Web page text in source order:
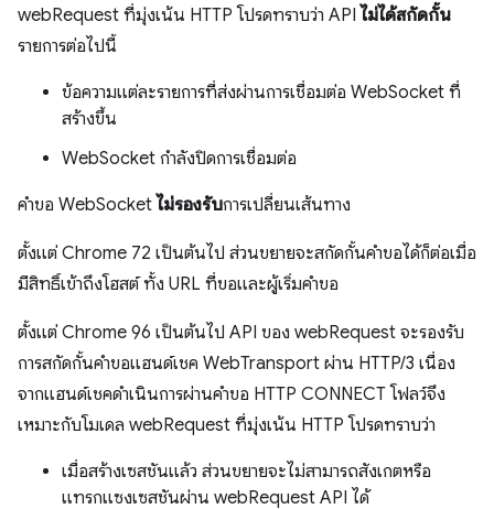
webRequest ที่มุ่งเน้น HTTP โปรดทราบว่า API ไม่ได้สกัดกั้น
รายการต่อไปนี้
ข้อความแต่ละรายการที่ส่งผ่านการเชื่อมต่อ WebSocket ที่
สร้างขึ้น
WebSocket กำลังปิดการเชื่อมต่อ
คำขอ WebSocket ไม่รองรับการเปลี่ยนเส้นทาง
ตั้งแต่ Chrome 72 เป็นต้นไป ส่วนขยายจะสกัดกั้นคำขอได้ก็ต่อเมื่อ
มีสิทธิ์เข้าถึงโฮสต์ ทั้ง URL ที่ขอและผู้เริ่มคำขอ
ตั้งแต่ Chrome 96 เป็นต้นไป API ของ webRequest จะรองรับ
การสกัดกั้นคำขอแฮนด์เชค WebTransport ผ่าน HTTP/3 เนื่อง
จากแฮนด์เชคดำเนินการผ่านคำขอ HTTP CONNECT โฟลว์จึง
เหมาะกับโมเดล webRequest ที่มุ่งเน้น HTTP โปรดทราบว่า
เมื่อสร้างเซสชันแล้ว ส่วนขยายจะไม่สามารถสังเกตหรือ
แทรกแซงเซสชันผ่าน webRequest API ได้